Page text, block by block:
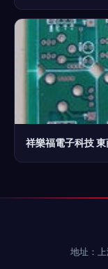
祥樂福電子科技
地址：